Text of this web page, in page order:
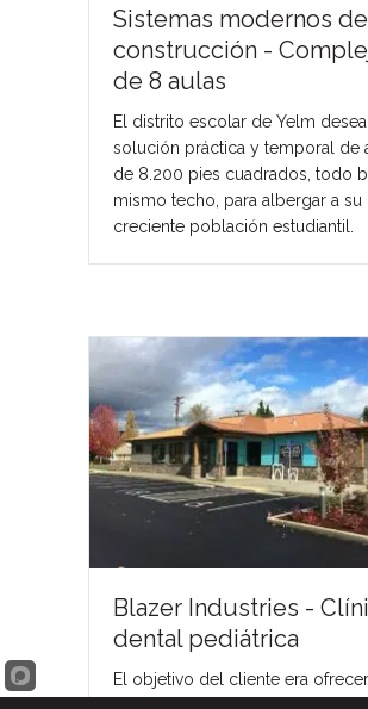
Sistemas modernos de
construcción -
de 8 aulas
El distrito escolar de Yelm
solución práctica y temporal de
de 8.200 pies cuadrados, todo
mismo techo, para albergar a su
creciente población estudiantil.
Blazer Industries -
dental pediátrica
El objetivo del cliente era